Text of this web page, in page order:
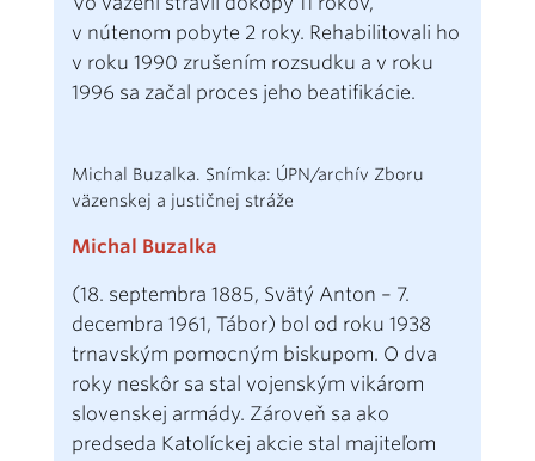
v nútenom pobyte 2 roky. Rehabilitovali ho
v roku 1990 zrušením rozsudku a v roku
1996 sa začal proces jeho beatifikácie.
Michal Buzalka. Snímka: ÚPN/archív Zboru
väzenskej a justičnej stráže
Michal Buzalka
(18. septembra 1885, Svätý Anton – 7.
decembra 1961, Tábor) bol od roku 1938
trnavským pomocným biskupom. O dva
roky neskôr sa stal vojenským vikárom
slovenskej armády. Zároveň sa ako
predseda Katolíckej akcie stal majiteľom